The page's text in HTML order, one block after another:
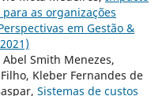
as organizações
em Gestão &
Smith Menezes,
Kleber Fernandes de
Sistemas de custos